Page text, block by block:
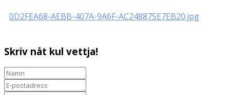
0D2FEA68-AEBB-407A-9A6F-AC248875E7EB20.jpg
Skriv nåt kul vettja!